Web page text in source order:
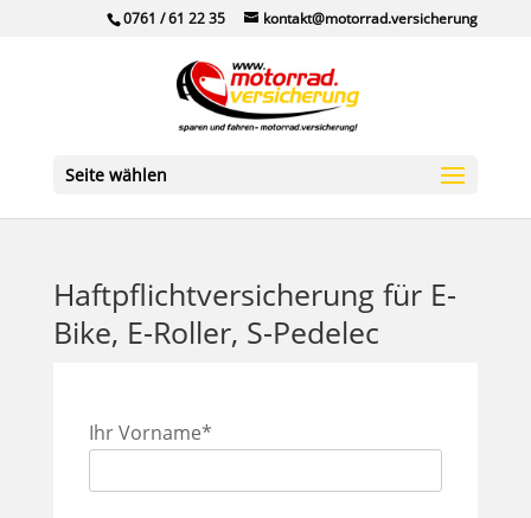
0761 / 61 22 35 kontakt@motorrad.versicherung
Seite wählen
Haftpflichtversicherung für E-
Bike, E-Roller, S-Pedelec
Ihr Vorname*